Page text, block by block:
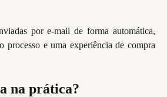
por e-mail de forma automática,
processo e uma experiência de compra
na prática?